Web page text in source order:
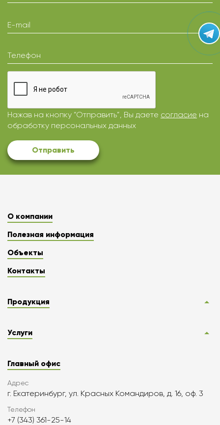
E-mail
Телефон
Нажав на кнопку “Отправить”, Вы даете согласие на
обработку персональных данных
Отправить
О компании
Полезная информация
Объекты
Контакты
Продукция
Услуги
Главный офис
Адрес
г. Екатеринбург, ул. Красных Командиров, д. 16, оф. 3
Телефон
+7 (343) 361-25-14